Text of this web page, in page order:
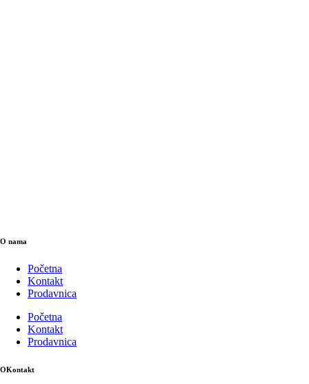
O nama
Početna
Kontakt
Prodavnica
Početna
Kontakt
Prodavnica
OKontakt